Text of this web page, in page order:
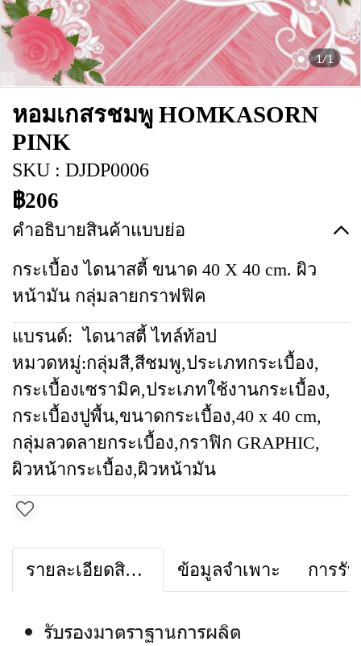
1/1
หอมเกสรชมพู HOMKASORN
PINK
SKU : DJDP0006
฿206
คำอธิบายสินค้าแบบย่อ
กระเบื้อง ไดนาสตี้ ขนาด 40 X 40 cm. ผิว
หน้ามัน กลุ่มลายกราฟฟิค
แบรนด์: ไดนาสตี้ ไทล์ท้อป
หมวดหมู่:กลุ่มสี,สีชมพู,ประเภทกระเบื้อง,
กระเบื้องเซรามิค,ประเภทใช้งานกระเบื้อง,
กระเบื้องปูพื้น,ขนาดกระเบื้อง,40 x 40 cm,
กลุ่มลวดลายกระเบื้อง,กราฟิก GRAPHIC,
ผิวหน้ากระเบื้อง,ผิวหน้ามัน
รายละเอียดสินค้า ข้อมูลจำเพาะ การรั
รับรองมาตราฐานการผลิต